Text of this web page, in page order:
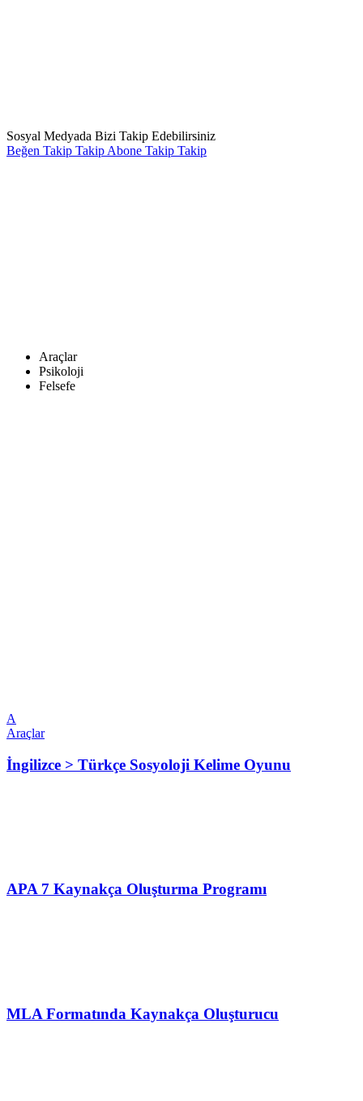
Sosyal Medyada Bizi Takip Edebilirsiniz
Beğen Takip Takip Abone Takip Takip
Araçlar
Psikoloji
Felsefe
A
Araçlar
İngilizce > Türkçe Sosyoloji Kelime Oyunu
APA 7 Kaynakça Oluşturma Programı
MLA Formatında Kaynakça Oluşturucu